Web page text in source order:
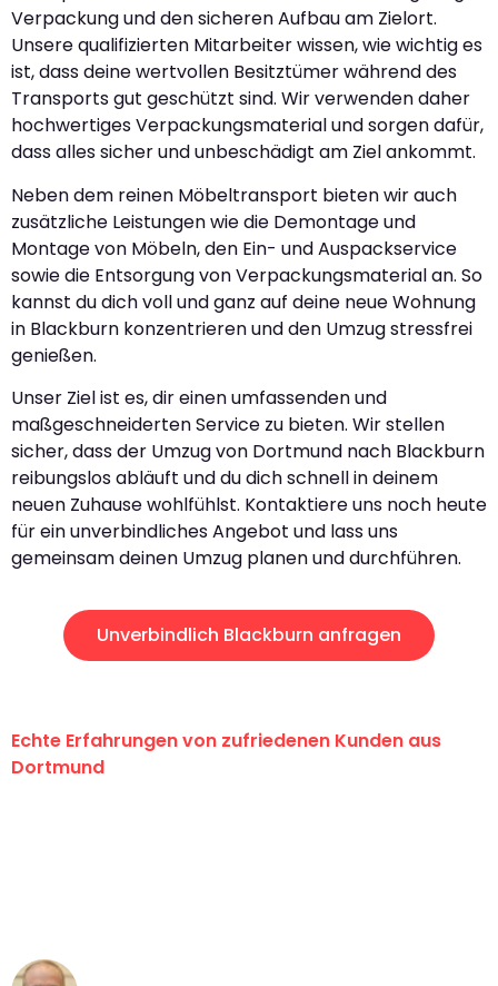
Verpackung und den sicheren Aufbau am Zielort.
Unsere qualifizierten Mitarbeiter wissen, wie wichtig es
ist, dass deine wertvollen Besitztümer während des
Transports gut geschützt sind. Wir verwenden daher
hochwertiges Verpackungsmaterial und sorgen dafür,
dass alles sicher und unbeschädigt am Ziel ankommt.
Neben dem reinen Möbeltransport bieten wir auch
zusätzliche Leistungen wie die Demontage und
Montage von Möbeln, den Ein- und Auspackservice
sowie die Entsorgung von Verpackungsmaterial an. So
kannst du dich voll und ganz auf deine neue Wohnung
in Blackburn konzentrieren und den Umzug stressfrei
genießen.
Unser Ziel ist es, dir einen umfassenden und
maßgeschneiderten Service zu bieten. Wir stellen
sicher, dass der Umzug von Dortmund nach Blackburn
reibungslos abläuft und du dich schnell in deinem
neuen Zuhause wohlfühlst. Kontaktiere uns noch heute
für ein unverbindliches Angebot und lass uns
gemeinsam deinen Umzug planen und durchführen.
Unverbindlich Blackburn anfragen
Echte Erfahrungen von zufriedenen Kunden aus
Dortmund